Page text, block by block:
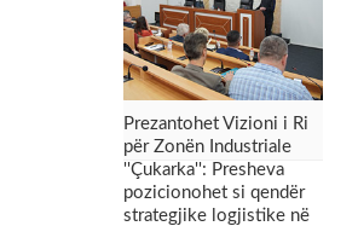
Prezantohet Vizioni i Ri
për Zonën Industriale
''Çukarka'': Presheva
pozicionohet si qendër
strategjike logjistike në